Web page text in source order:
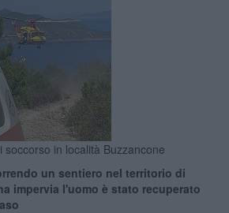
in località Buzzancone
un sentiero nel territorio di
impervia l'uomo è stato recuperato